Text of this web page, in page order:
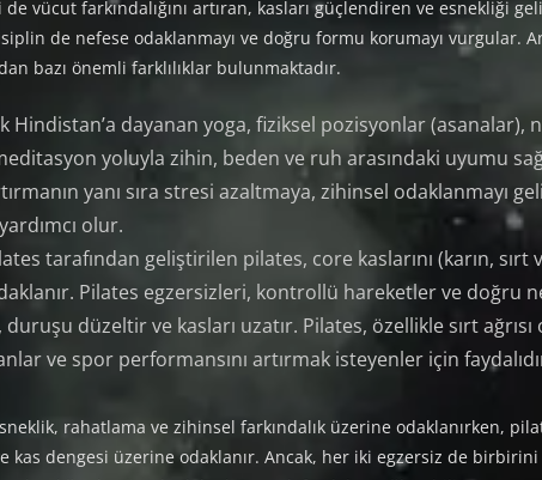
vücut farkındalığını artıran, kasları güçlendiren ve esnekliği
de nefese odaklanmayı ve doğru formu korumayı vurgular.
bazı önemli farklılıklar bulunmaktadır.
Hindistan’a dayanan yoga, fiziksel pozisyonlar (asanalar),
yoluyla zihin, beden ve ruh arasındaki uyumu
yanı sıra stresi azaltmaya, zihinsel odaklanmayı
olur.
tarafından geliştirilen pilates, core kaslarını (karın, sırt
Pilates egzersizleri, kontrollü hareketler ve doğru
düzeltir ve kasları uzatır. Pilates, özellikle sırt
ve spor performansını artırmak isteyenler için
rahatlama ve zihinsel farkındalık üzerine odaklanırken,
kas dengesi üzerine odaklanır. Ancak, her iki egzersiz de birbirini